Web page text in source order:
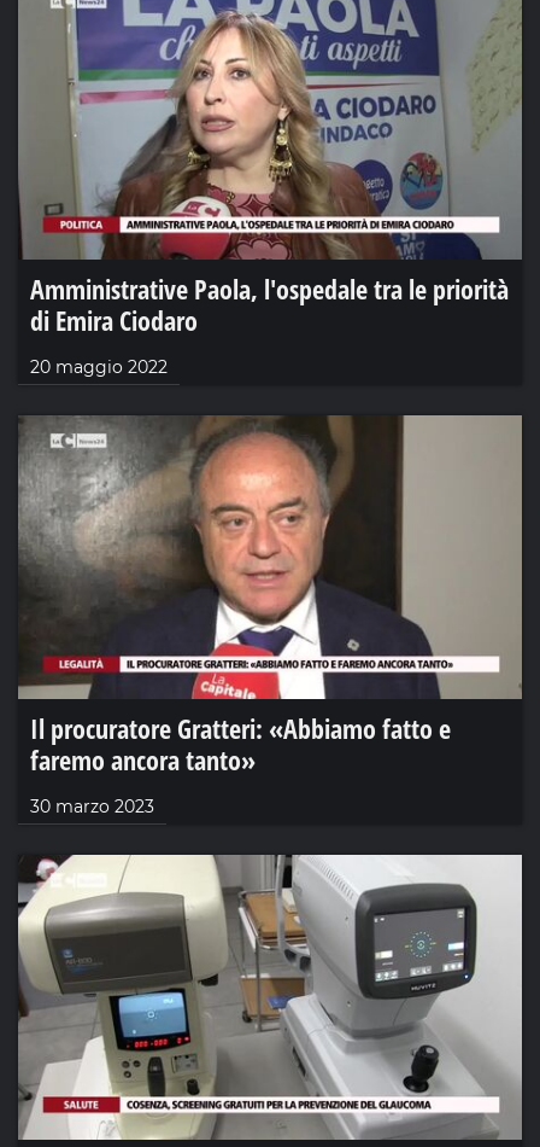
Amministrative Paola, l'ospedale tra le priorità
di Emira Ciodaro
20 maggio 2022
Il procuratore Gratteri: «Abbiamo fatto e
faremo ancora tanto»
30 marzo 2023